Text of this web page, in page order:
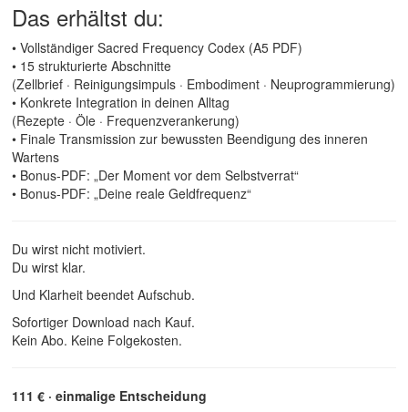
Das erhältst du:
• Vollständiger Sacred Frequency Codex (A5 PDF)
• 15 strukturierte Abschnitte
(Zellbrief · Reinigungsimpuls · Embodiment · Neuprogrammierung)
• Konkrete Integration in deinen Alltag
(Rezepte · Öle · Frequenzverankerung)
• Finale Transmission zur bewussten Beendigung des inneren
Wartens
• Bonus-PDF: „Der Moment vor dem Selbstverrat“
• Bonus-PDF: „Deine reale Geldfrequenz“
Du wirst nicht motiviert.
Du wirst klar.
Und Klarheit beendet Aufschub.
Sofortiger Download nach Kauf.
Kein Abo. Keine Folgekosten.
111 € · einmalige Entscheidung